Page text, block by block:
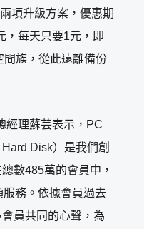
項升級方案，優惠期
，每天只要1元，即
間族，從此遠離備份
經理蘇芸表示，PC
Disk）是我們創
數485萬的會員中，
務。依據會員過去
員共同的心聲，為